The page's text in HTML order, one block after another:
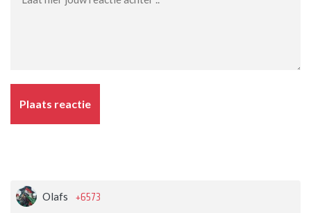
Plaats reactie
Olafs +6573